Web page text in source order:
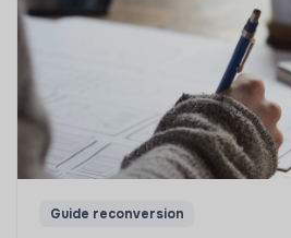
Guide reconversion